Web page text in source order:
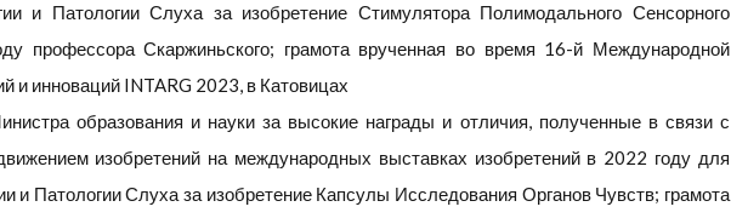
и Патологии Слуха за изобретение Стимулятора Полимодального Сенсорного
профессора Скаржиньского; грамота врученная во время 16-й Международной
и инноваций INTARG 2023, в Катовицах
образования и науки за высокие награды и отличия, полученные в связи с
изобретений на международных выставках изобретений в 2022 году для
и Патологии Слуха за изобретение Капсулы Исследования Органов Чувств; грамота